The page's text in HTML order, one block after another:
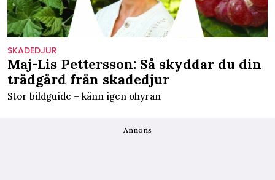
SKADEDJUR
Maj-Lis Pettersson: Så skyddar du din
trädgård från skadedjur
Stor bildguide – känn igen ohyran
Annons